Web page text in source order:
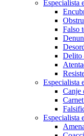
Especialista
Falso
Delito
Especialista
Canje
Especialista